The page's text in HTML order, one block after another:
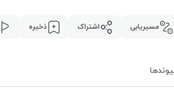
مسیریابی اشتراک ذخیره